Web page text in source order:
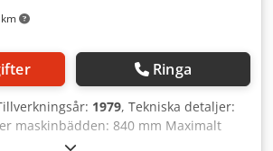
Ringa
1979, Tekniska detaljer:
maskinbädden: 840 mm Maximalt
mm Maximalt svarvlängd: 4000 mm